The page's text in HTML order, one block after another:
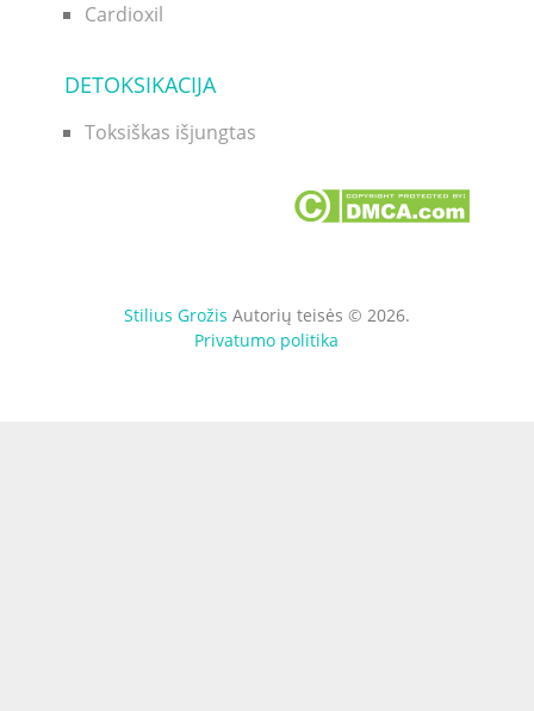
Cardioxil
DETOKSIKACIJA
Toksiškas išjungtas
Stilius Grožis Autorių teisės © 2026.
Privatumo politika